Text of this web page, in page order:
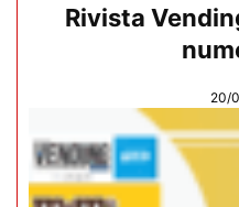
Rivista
20/